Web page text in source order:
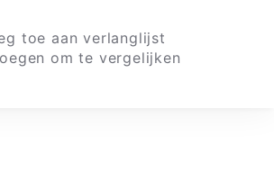
toe aan verlanglijst
om te vergelijken